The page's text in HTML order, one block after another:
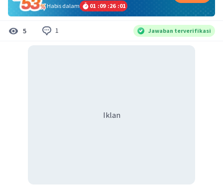
Habis dalam
01 :09 :26 :01
5 1 Jawaban terverifikasi
Iklan